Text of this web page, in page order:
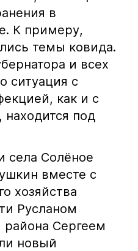
в
К примеру,
темы ковида.
и всех
ситуация с
как и с
под
села Солёное
вместе с
хозяйства
Русланом
Сергеем
новый